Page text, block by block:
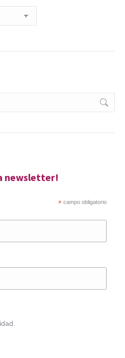
newsletter!
* campo obligatorio